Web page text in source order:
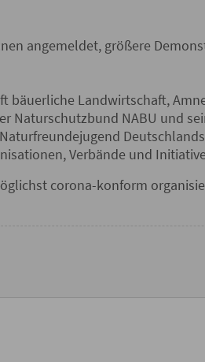
angemeldet, größere
bäuerliche Landwirtschaft,
Naturschutzbund NABU und
Verbände und
corona-konform